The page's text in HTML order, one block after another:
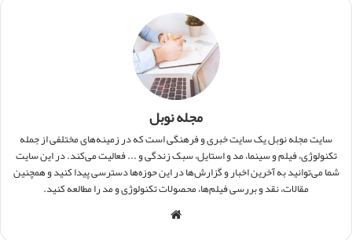
مجله نوبل
سایت مجله نوبل یک سایت خبری و فرهنگی است که در زمینه‌های مختلفی از جمله
تکنولوژی، فیلم و سینما، مد و استایل، سبک زندگی و ... فعالیت می‌کند. در این سایت
شما می‌توانید به آخرین اخبار و گزارش‌ها در این حوزه‌ها دسترسی پیدا کنید و همچنین
مقالات، نقد و بررسی فیلم‌ها، محصولات تکنولوژی و مد را مطالعه کنید.